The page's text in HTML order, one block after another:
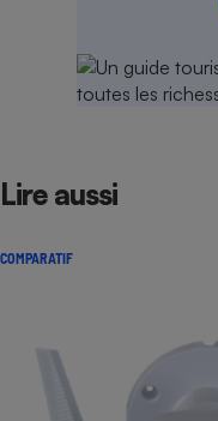
Lire aussi
COMPARATIF